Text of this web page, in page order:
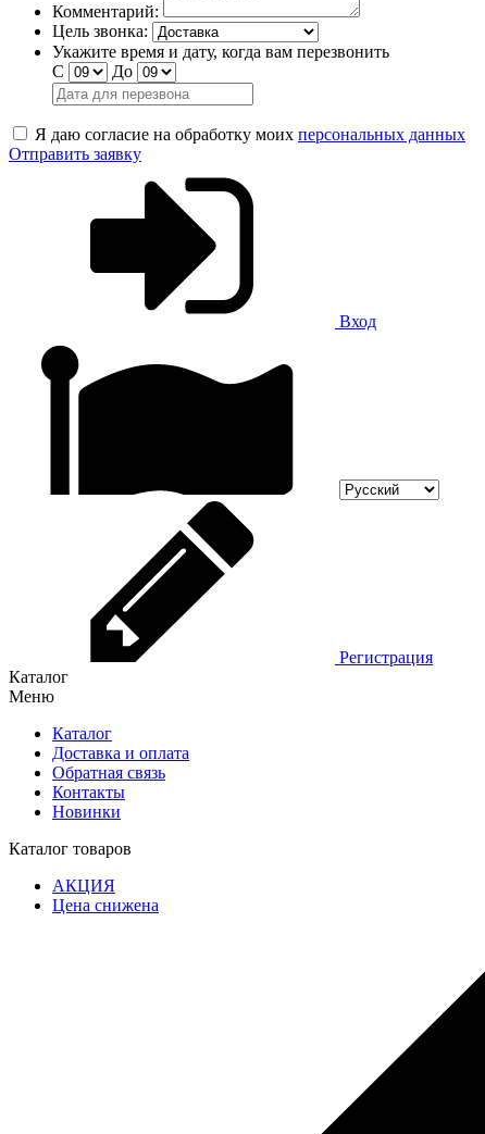
Комментарий:
Цель звонка:
Укажите время и дату, когда вам перезвонить
С
До
Я даю согласие на обработку моих персональных данных
Отправить заявку
Вход
Регистрация
Каталог
Меню
Каталог
Доставка и оплата
Обратная связь
Контакты
Новинки
Каталог товаров
АКЦИЯ
Цена снижена